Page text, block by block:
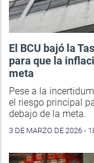
El BCU bajó la
para que la
meta
Pese a la
el riesgo principal
debajo de la meta.
3 DE MARZO DE 2026 -